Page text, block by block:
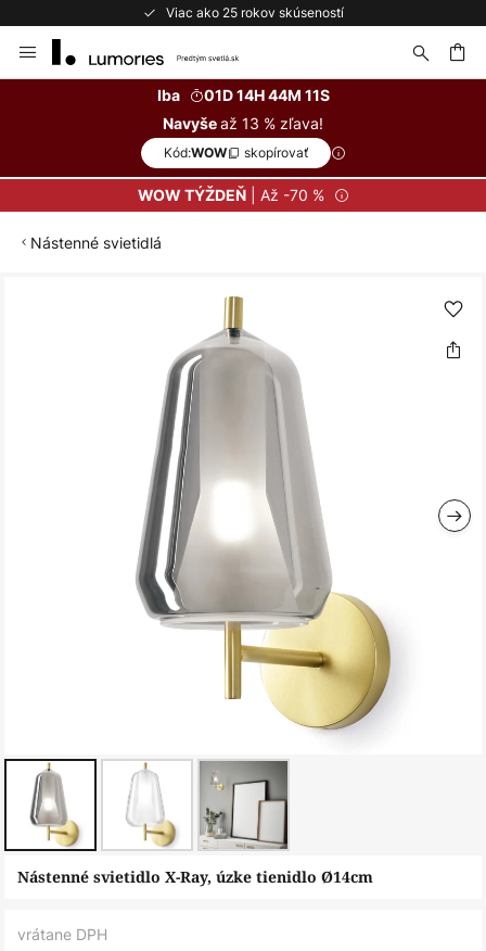
Viac ako 25 rokov skúseností
to
Iba
01D 14H 44M 11S
Navyšeaž 13 % zľava!
Kód:WOW skopírovať
WOW TÝŽDEŇ| Až -70 %
Nástenné svietidlá
Preskočiť
Nástenné svietidlo X-Ray, úzke tienidlo Ø14cm
vrátane DPH